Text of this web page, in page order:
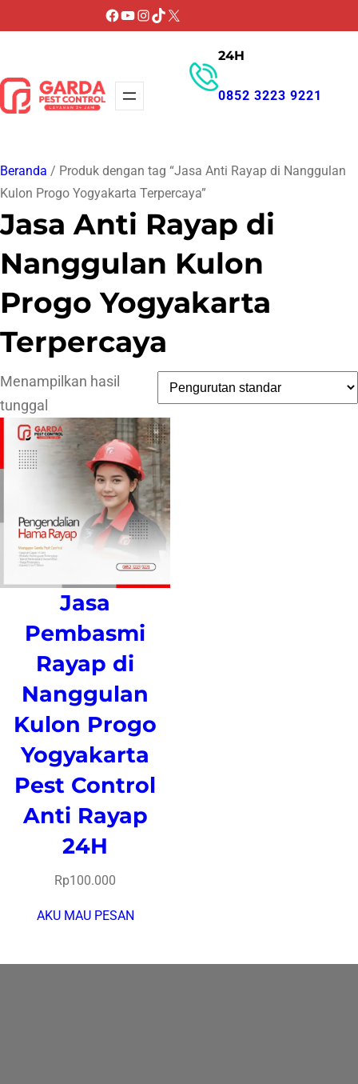
ke
Facebook
YouTube
Instagram
TikTok
X
24H
0852 3223 9221
Beranda / Produk dengan tag “Jasa Anti Rayap di Nanggulan
Kulon Progo Yogyakarta Terpercaya”
Jasa Anti Rayap di
Nanggulan Kulon
Progo Yogyakarta
Terpercaya
Menampilkan hasil
tunggal
Jasa
Pembasmi
Rayap di
Nanggulan
Kulon Progo
Yogyakarta
Pest Control
Anti Rayap
24H
Rp100.000
AKU MAU PESAN